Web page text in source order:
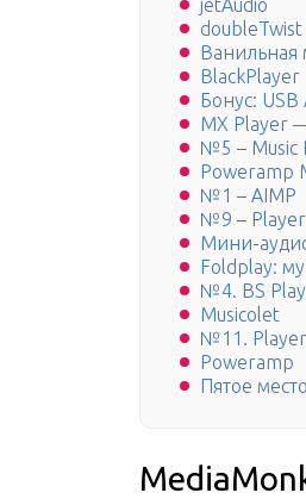
jetAudio
doubleTwist
Ванильная
BlackPlayer
Бонус:
MX Player
№5 – Music
Poweramp
№1 – AIMP
№9 –
Мини-
Foldplay:
№4. BS
Musicolet
№11.
Poweramp
Пятое